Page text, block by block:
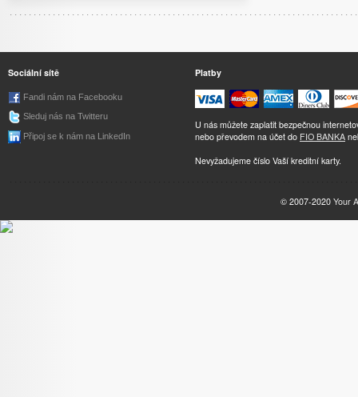
Sociální sítě
Fandi nám na Facebooku
Sleduj nás na Twitteru
Připoj se k nám na LinkedIn
Platby
U nás můžete zaplatit bezpečnou
nebo převodem na účet do FIO BANKA
Nevyžadujeme číslo Vaší kreditní karty.
© 2007-2020 Your